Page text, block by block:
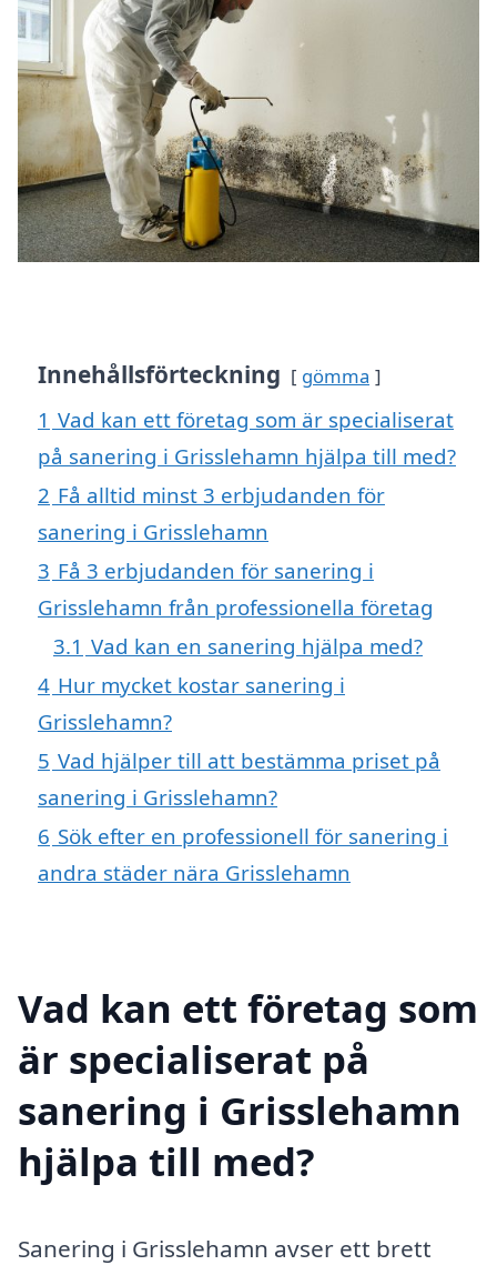
Innehållsförteckning gömma
1 Vad kan ett företag som är specialiserat
på sanering i Grisslehamn hjälpa till med?
2 Få alltid minst 3 erbjudanden för
sanering i Grisslehamn
3 Få 3 erbjudanden för sanering i
Grisslehamn från professionella företag
3.1 Vad kan en sanering hjälpa med?
4 Hur mycket kostar sanering i
Grisslehamn?
5 Vad hjälper till att bestämma priset på
sanering i Grisslehamn?
6 Sök efter en professionell för sanering i
andra städer nära Grisslehamn
Vad kan ett företag som
är specialiserat på
sanering i Grisslehamn
hjälpa till med?
Sanering i Grisslehamn avser ett brett